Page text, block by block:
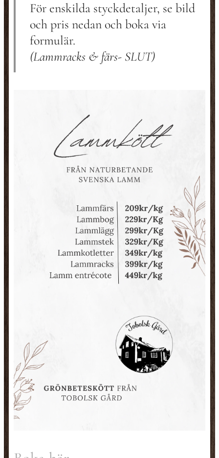
För enskilda styckdetaljer, se bild
och pris nedan och boka via
formulär.
(Lammracks & färs- SLUT)